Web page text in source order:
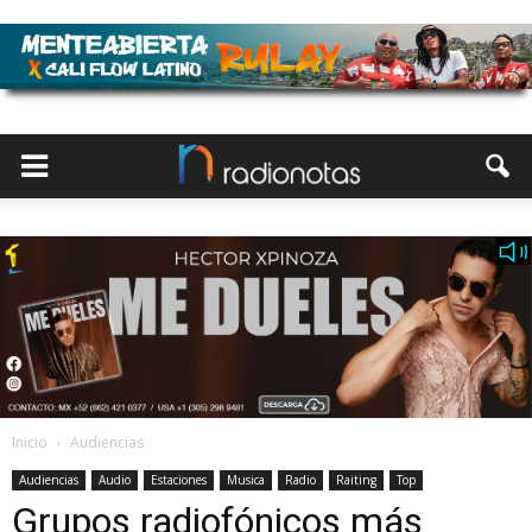
Inicio Audiencias
Audiencias Audio Estaciones Musica Radio Raiting Top
Grupos radiofónicos más